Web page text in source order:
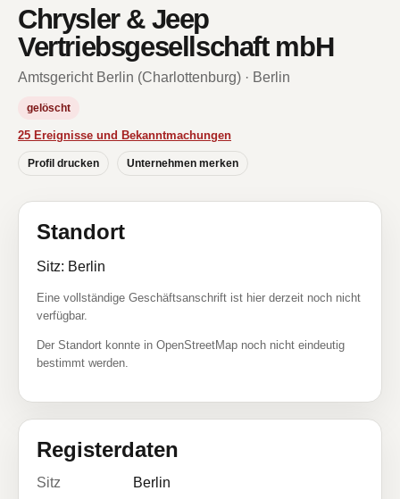
Chrysler & Jeep
Vertriebsgesellschaft mbH
Amtsgericht Berlin (Charlottenburg) · Berlin
gelöscht
25 Ereignisse und Bekanntmachungen
Profil drucken Unternehmen merken
Standort
Sitz: Berlin
Eine vollständige Geschäftsanschrift ist hier derzeit noch nicht
verfügbar.
Der Standort konnte in OpenStreetMap noch nicht eindeutig
bestimmt werden.
Registerdaten
Sitz
Berlin